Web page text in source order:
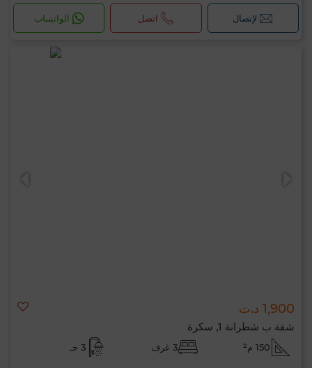
لإتصال اتصل الواتساب
1,900 د.ت
شقة ب شطرانة 1, سكرة
150 م² 3 غرف 3 حـ